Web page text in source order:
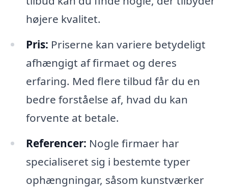
højere kvalitet.
Pris: Priserne kan variere betydeligt
afhængigt af firmaet og deres
erfaring. Med flere tilbud får du en
bedre forståelse af, hvad du kan
forvente at betale.
Referencer: Nogle firmaer har
specialiseret sig i bestemte typer
ophængningar, såsom kunstværker